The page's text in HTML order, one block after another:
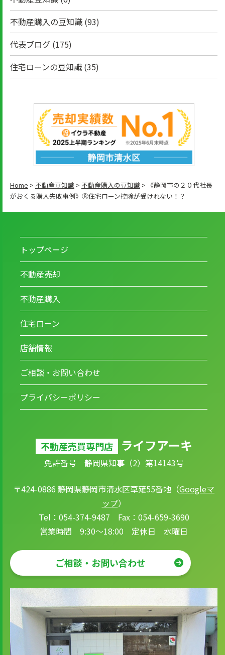
不動産購入の豆知識 (93)
代表ブログ (175)
住宅ローンの豆知識 (35)
Home > 不動産豆知識 > 不動産購入の豆知識 > 《静岡市の２０代社長
がおくる購入失敗事例》⑧住宅ローン控除が受けれない！？
トップページ
不動産売却
不動産購入
住宅ローン
店舗情報
ご相談・お問い合わせ
プライバシーポリシー
不動産売買専門店 ライフアーキ
免許番号 静岡県知事（2）第14143号
〒424-0886 静岡県静岡市清水区草薙55番地（Googleマ
ップ）
Tel：054-374-9487 Fax：054-659-3690
営業時間 9:30～18:00 定休日 水曜日
ご相談・お問い合わせ